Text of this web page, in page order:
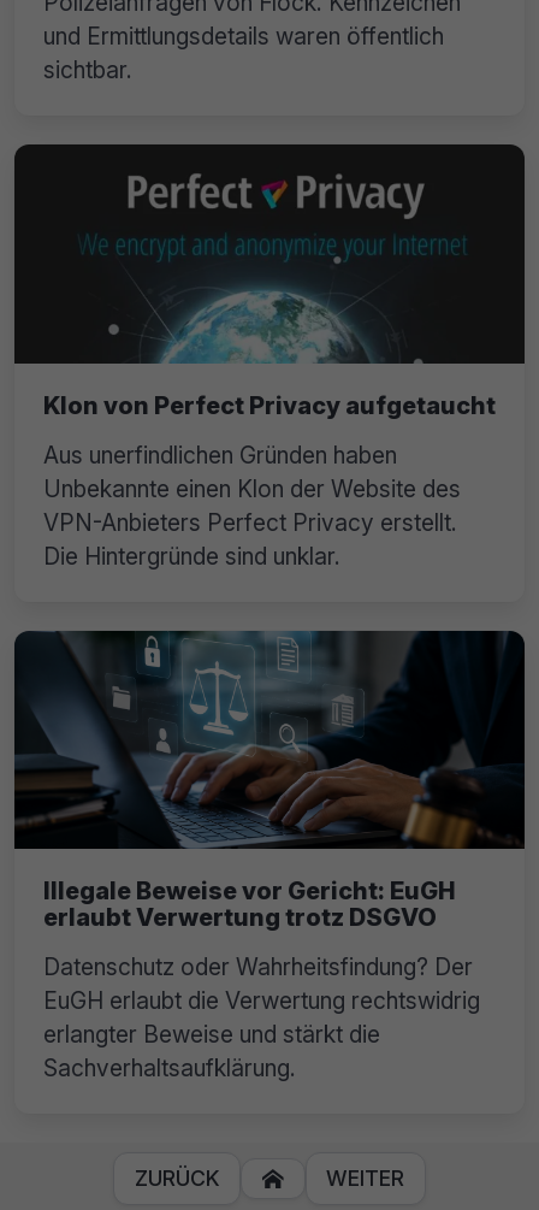
und Ermittlungsdetails waren öffentlich
sichtbar.
Klon von Perfect Privacy aufgetaucht
Aus unerfindlichen Gründen haben
Unbekannte einen Klon der Website des
VPN-Anbieters Perfect Privacy erstellt.
Die Hintergründe sind unklar.
Illegale Beweise vor Gericht: EuGH
erlaubt Verwertung trotz DSGVO
Datenschutz oder Wahrheitsfindung? Der
EuGH erlaubt die Verwertung rechtswidrig
erlangter Beweise und stärkt die
Sachverhaltsaufklärung.
ZURÜCK  WEITER